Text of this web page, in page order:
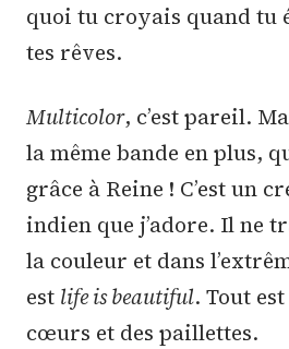
quoi tu croyais quand tu
tes rêves.
Multicolor, c’est pareil.
la même bande en plus,
grâce à Reine ! C’est un
indien que j’adore. Il ne
la couleur et dans
est life is beautiful. Tout
cœurs et des paillettes.